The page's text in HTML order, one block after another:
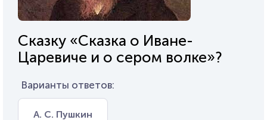
Сказку «Сказка о Иване-
Царевиче и о сером волке»?
Варианты ответов:
А. С. Пушкин